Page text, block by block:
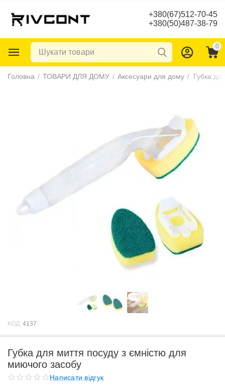
+380(67)512-70-45
+380(50)487-38-79
0
Головна / ТОВАРИ ДЛЯ ДОМУ / Аксесуари для дому /
КОД: 4137
Губка для миття посуду з ємністю для
миючого засобу
Написати відгук